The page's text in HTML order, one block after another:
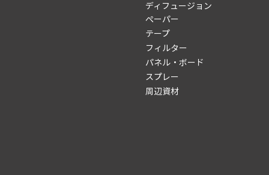
ディフュージョン
ぺーパー
テープ
フィルター
パネル・ボード
スプレー
周辺資材